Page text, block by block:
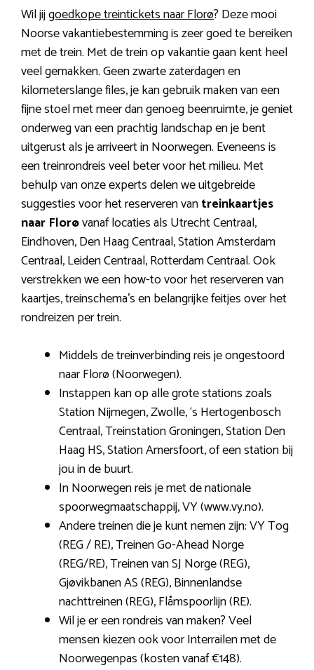
Wil jijgoedkope treintickets naar Florø? Deze mooi
Noorse vakantiebestemming is zeer goed te bereiken
met de trein. Met de trein op vakantie gaan kent heel
veel gemakken. Geen zwarte zaterdagen en
kilometerslange files, je kan gebruik maken van een
fijne stoel met meer dan genoeg beenruimte, je geniet
onderweg van een prachtig landschap en je bent
uitgerust als je arriveert in Noorwegen. Eveneens is
een treinrondreis veel beter voor het milieu. Met
behulp van onze experts delen we uitgebreide
suggesties voor het reserveren vantreinkaartjes
naar Florøvanaf locaties als Utrecht Centraal,
Eindhoven, Den Haag Centraal, Station Amsterdam
Centraal, Leiden Centraal, Rotterdam Centraal. Ook
verstrekken we een how-to voor het reserveren van
kaartjes, treinschema’s en belangrijke feitjes over het
rondreizen per trein.
Middels de treinverbinding reis je ongestoord
naar Florø (Noorwegen).
Instappen kan op alle grote stations zoals
Station Nijmegen, Zwolle, ‘s Hertogenbosch
Centraal, Treinstation Groningen, Station Den
Haag HS, Station Amersfoort, of een station bij
jou in de buurt.
In Noorwegen reis je met de nationale
spoorwegmaatschappij, VY (www.vy.no).
Andere treinen die je kunt nemen zijn: VY Tog
(REG / RE), Treinen Go-Ahead Norge
(REG/RE), Treinen van SJ Norge (REG),
Gjøvikbanen AS (REG), Binnenlandse
nachttreinen (REG), Flåmspoorlijn (RE).
Wil je er een rondreis van maken? Veel
mensen kiezen ook voor Interrailen met de
Noorwegenpas (kosten vanaf €148).